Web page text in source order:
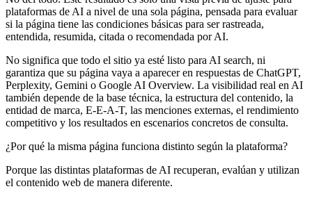
plataformas de AI a nivel de una sola página, pensada para evaluar
si la página tiene las condiciones básicas para ser rastreada,
entendida, resumida, citada o recomendada por AI.
No significa que todo el sitio ya esté listo para AI search, ni
garantiza que su página vaya a aparecer en respuestas de ChatGPT,
Perplexity, Gemini o Google AI Overview. La visibilidad real en AI
también depende de la base técnica, la estructura del contenido, la
entidad de marca, E-E-A-T, las menciones externas, el rendimiento
competitivo y los resultados en escenarios concretos de consulta.
¿Por qué la misma página funciona distinto según la plataforma?
Porque las distintas plataformas de AI recuperan, evalúan y utilizan
el contenido web de manera diferente.